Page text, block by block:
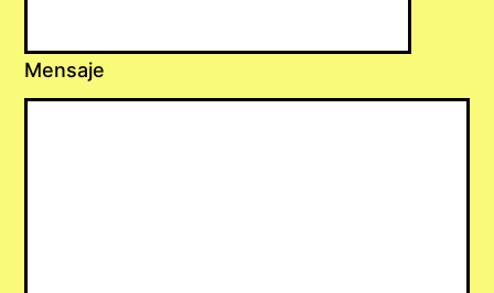
Mensaje